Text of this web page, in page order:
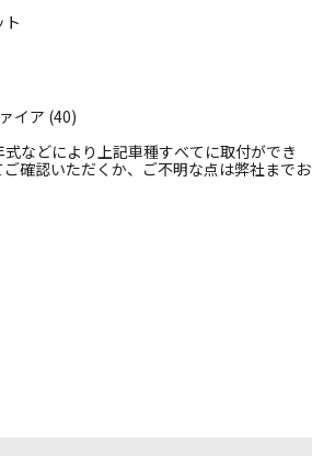
イア (40)
などにより上記車種すべてに取付ができ
確認いただくか、ご不明な点は弊社までお